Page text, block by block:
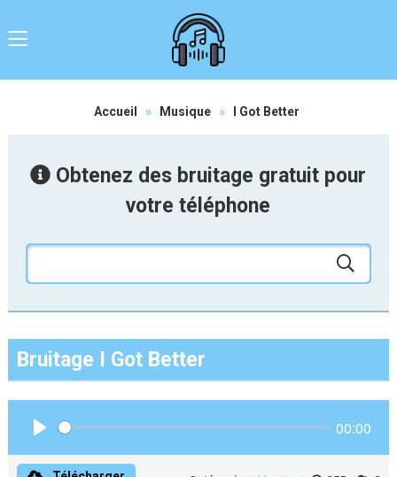
Accueil » Musique » I Got Better
Obtenez des bruitage gratuit pour
votre téléphone
Bruitage I Got Better
00:00